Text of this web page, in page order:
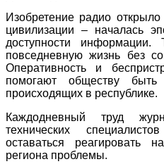
Изобретение радио
цивилизации – началась
доступности информации.
повседневную жизнь без
Оперативность и
помогают обществу
происходящих в республике.
Каждодневный труд
технических
оставаться реагировать
региона проблемы.